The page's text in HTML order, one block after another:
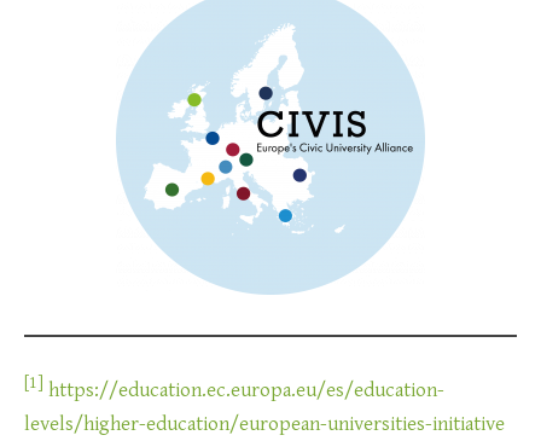
[1] https://education.ec.europa.eu/es/education-
levels/higher-education/european-universities-initiative